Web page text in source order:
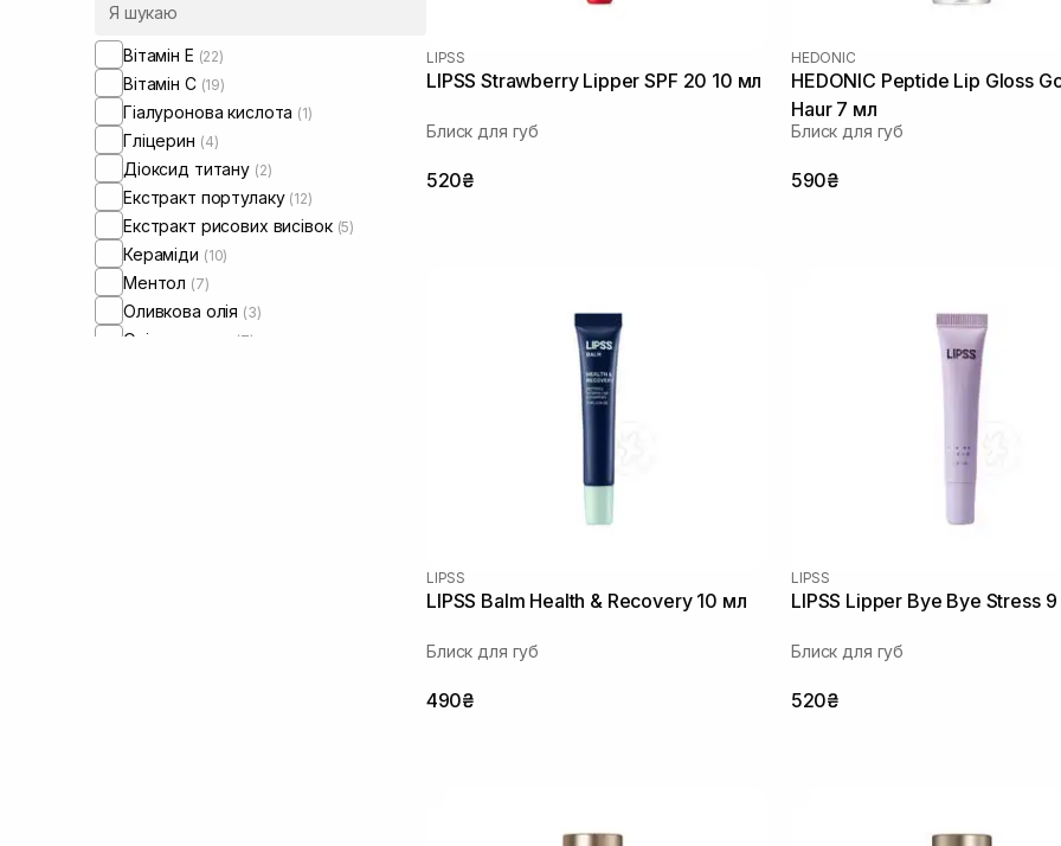
Вітамін Е (22)
Вітамін C (19)
Гіалуронова кислота (1)
Гліцерин (4)
Діоксид титану (2)
Екстракт портулаку (12)
Екстракт рисових висівок (5)
Кераміди (10)
Ментол (7)
Оливкова олія (3)
Олія авокадо (7)
LIPSS
LIPSS Strawberry Lipper SPF 20 10 мл
Блиск для губ
520₴
HEDONIC
HEDONIC Peptide Lip Gloss
Haur 7 мл
Блиск для губ
590₴
LIPSS
LIPSS Balm Health & Recovery 10 мл
Блиск для губ
490₴
LIPSS
LIPSS Lipper Bye Bye Stress
Блиск для губ
520₴